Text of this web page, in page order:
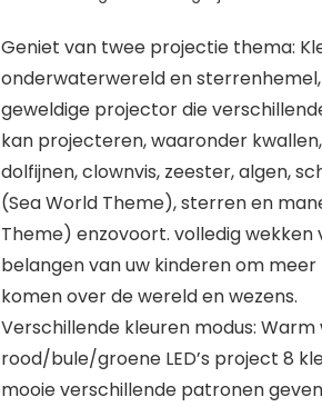
Geniet van twee projectie thema:
onderwaterwereld en sterrenhemel,
geweldige projector die
kan projecteren, waaronder
dolfijnen, clownvis, zeester, algen,
(Sea World Theme), sterren en
Theme) enzovoort. volledig wekken
belangen van uw kinderen om
komen over de wereld en wezens.
Verschillende kleuren modus: Warm
rood/bule/groene LED’s project 8
mooie verschillende patronen